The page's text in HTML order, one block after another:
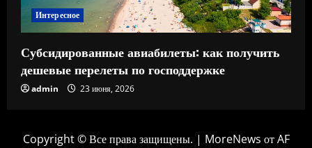
Интересное
Субсидированные авиабилеты: как получить
дешевые перелеты по господдержке
admin 23 июня, 2026
Copyright © Все права защищены. | MoreNews от AF